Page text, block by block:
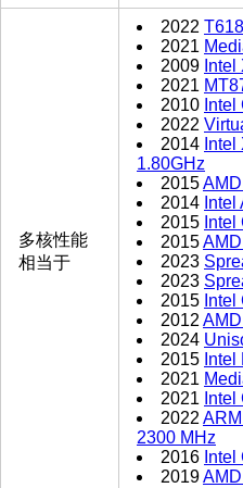
多核性能
相当于
2022 T618
2021
2009
2021
2010
2022
2014
1.80GHz
2015
2014
2015
2015
2023
2023
2015
2012
2024
2015
2021
2021
2022
2300 MHz
2016
2019